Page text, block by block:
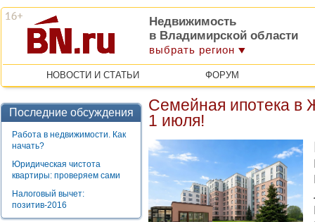
Недвижимость
в Владимирской области
выбрать регион
НОВОСТИ И СТАТЬИ ФОРУМ
Последние обсуждения
Работа в недвижимости. Как
начать?
Юридическая чистота
квартиры: проверяем сами
Налоговый вычет:
позитив-2016
Семейная ипотека в
1 июля!